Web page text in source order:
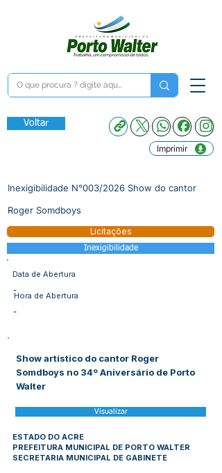
Voltar
Imprimir
Inexigibilidade N°003/2026 Show do cantor
Roger Somdboys
Licitações
Inexigibilidade
Data de Abertura
-
Hora de Abertura
-
Show artístico do cantor Roger
Somdboys no 34º Aniversário de Porto
Walter
Visualizar
ESTADO DO ACRE
PREFEITURA MUNICIPAL DE PORTO WALTER
SECRETARIA MUNICIPAL DE GABINETE